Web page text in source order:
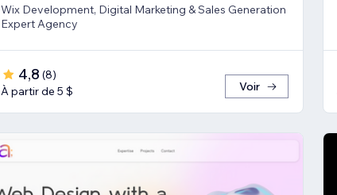
Wix Development, Digital Marketing & Sales Generation
Expert Agency
4,8 (8)
À partir de 5 $
Voir